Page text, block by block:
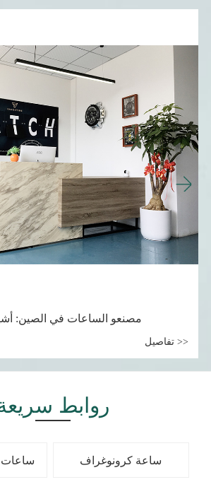
مصنعو الساعات في
تفاصيل >>
روابط
ساعات ساعة كرونوغراف